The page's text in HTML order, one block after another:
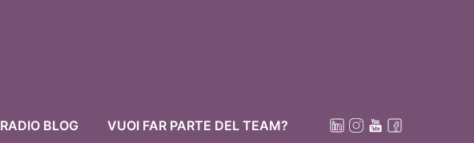
RADIO BLOG VUOI FAR PARTE DEL TEAM?